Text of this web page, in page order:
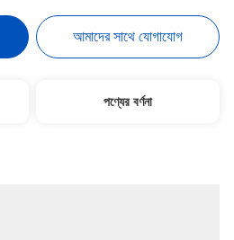
আমাদের সাথে যোগাযোগ
পণ্যের বর্ণনা